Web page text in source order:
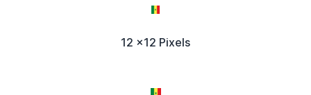
12 x12 Pixels